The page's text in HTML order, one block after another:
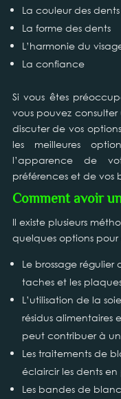
La couleur des dents
La forme des dents
L’harmonie du
La confiance
Si vous êtes
vous pouvez
discuter de vos
les meilleures
l’apparence de
préférences et de vos
Comment avoir
Il existe plusieurs
quelques options pour
Le brossage
taches et les
L’utilisation de la
résidus alimentaires
peut contribuer à
Les traitements de
éclaircir les dents en
Les bandes de